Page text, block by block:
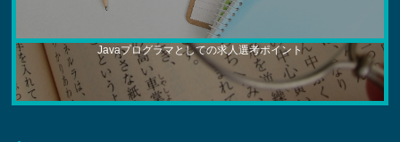
Javaプログラマとしての求人選考ポイント